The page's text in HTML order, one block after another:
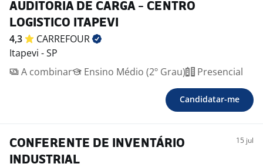
AUDITORIA DE CARGA - CENTRO
LOGISTICO ITAPEVI
4,3
CARREFOUR
Itapevi - SP
A combinar
Ensino Médio (2º Grau) Presencial
Candidatar-me
CONFERENTE DE INVENTÁRIO
INDUSTRIAL
15 jul